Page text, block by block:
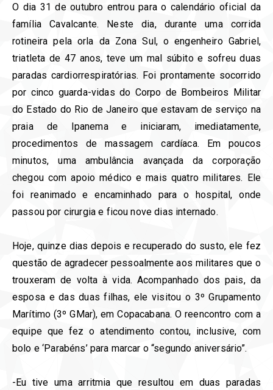
O dia 31 de outubro entrou para o calendário oficial da
família Cavalcante. Neste dia, durante uma corrida
rotineira pela orla da Zona Sul, o engenheiro Gabriel,
triatleta de 47 anos, teve um mal súbito e sofreu duas
paradas cardiorrespiratórias. Foi prontamente socorrido
por cinco guarda-vidas do Corpo de Bombeiros Militar
do Estado do Rio de Janeiro que estavam de serviço na
praia de Ipanema e iniciaram, imediatamente,
procedimentos de massagem cardíaca. Em poucos
minutos, uma ambulância avançada da corporação
chegou com apoio médico e mais quatro militares. Ele
foi reanimado e encaminhado para o hospital, onde
passou por cirurgia e ficou nove dias internado.
Hoje, quinze dias depois e recuperado do susto, ele fez
questão de agradecer pessoalmente aos militares que o
trouxeram de volta à vida. Acompanhado dos pais, da
esposa e das duas filhas, ele visitou o 3º Grupamento
Marítimo (3º GMar), em Copacabana. O reencontro com a
equipe que fez o atendimento contou, inclusive, com
bolo e ‘Parabéns’ para marcar o “segundo aniversário”.
-Eu tive uma arritmia que resultou em duas paradas